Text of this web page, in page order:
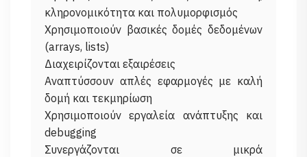
κληρονομικότητα και πολυμορφισμός
Χρησιμοποιούν βασικές δομές δεδομένων
(arrays, lists)
Διαχειρίζονται εξαιρέσεις
Αναπτύσσουν απλές εφαρμογές με καλή
δομή και τεκμηρίωση
Χρησιμοποιούν εργαλεία ανάπτυξης και
debugging
Συνεργάζονται σε μικρά